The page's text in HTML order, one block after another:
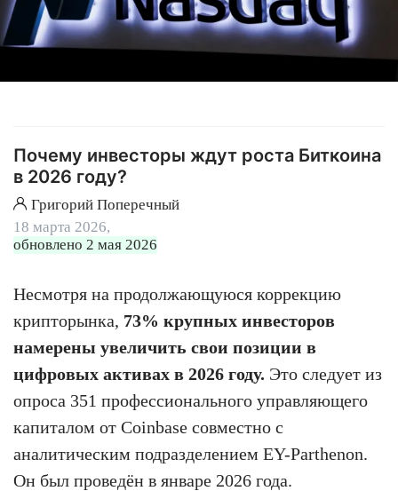
Почему инвесторы ждут роста Биткоина
в 2026 году?
Григорий Поперечный
18 марта 2026,
обновлено 2 мая 2026
Несмотря на продолжающуюся коррекцию
крипторынка, 73% крупных инвесторов
намерены увеличить свои позиции в
цифровых активах в 2026 году. Это следует из
опроса 351 профессионального управляющего
капиталом от Coinbase совместно с
аналитическим подразделением EY-Parthenon.
Он был проведён в январе 2026 года.